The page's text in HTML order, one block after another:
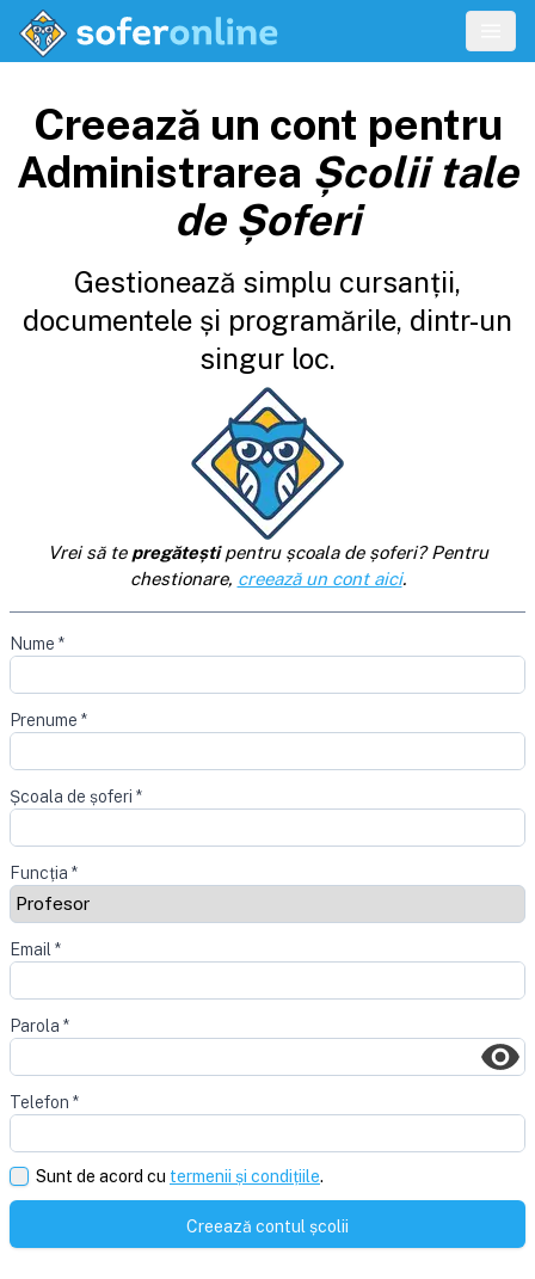
Creează un cont pentru
Administrarea Școlii tale
de Șoferi
Gestionează simplu cursanții,
documentele și programările, dintr-un
singur loc.
Vrei să te pregăteștipentru școala de șoferi? Pentru
chestionare, creează un cont aici.
Nume *
Prenume *
Școala de șoferi *
Funcția *
Email *
Parola *
Telefon *
Sunt de acord cu termenii și condițiile.
Creează contul școlii